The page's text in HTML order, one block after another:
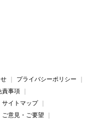
プライバシーポリシー
責事項
サイトマップ
ご意見・ご要望